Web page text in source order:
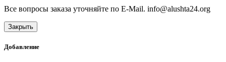
Все вопросы заказа уточняйте по E-Mail. info@alushta24.org
Закрыть
Добавление